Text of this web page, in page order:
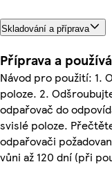
Skladování a příprava
Příprava a
Návod pro použití: 1.
poloze. 2.
odpařovač do
svislé poloze.
odpařovači
vůni až 120 dní (při